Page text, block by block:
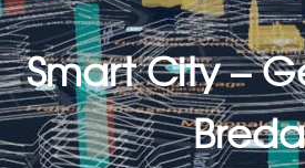
Smart City –
Breda